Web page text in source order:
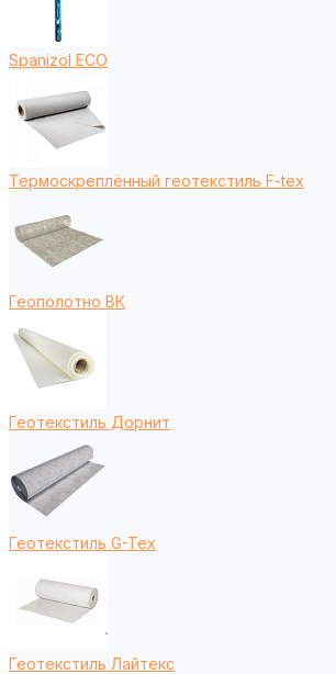
Spanizol ECO
Термоскреплённый геотекстиль F-tex
Геополотно ВК
Геотекстиль Дорнит
Геотекстиль G-Tex
Геотекстиль Лайтекс